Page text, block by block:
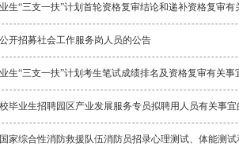
生“三支一扶”计划首轮资格复审结论和递补资格复审有
开招募社会工作服务岗人员的公告
生“三支一扶”计划考生笔试成绩排名及资格复审有关事
毕业生招聘园区产业发展服务专员拟聘用人员有关事宜
家综合性消防救援队伍消防员招录心理测试、体能测